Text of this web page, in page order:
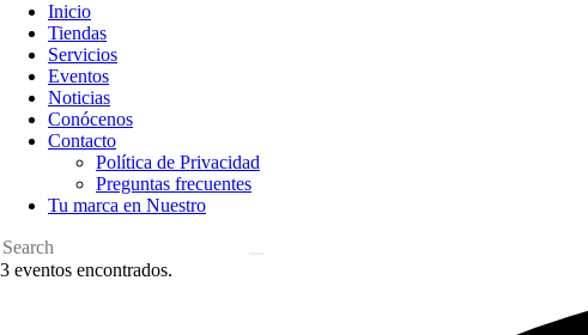
Inicio
Tiendas
Servicios
Eventos
Noticias
Conócenos
Contacto
Política de Privacidad
Preguntas frecuentes
Tu marca en Nuestro
3 eventos encontrados.